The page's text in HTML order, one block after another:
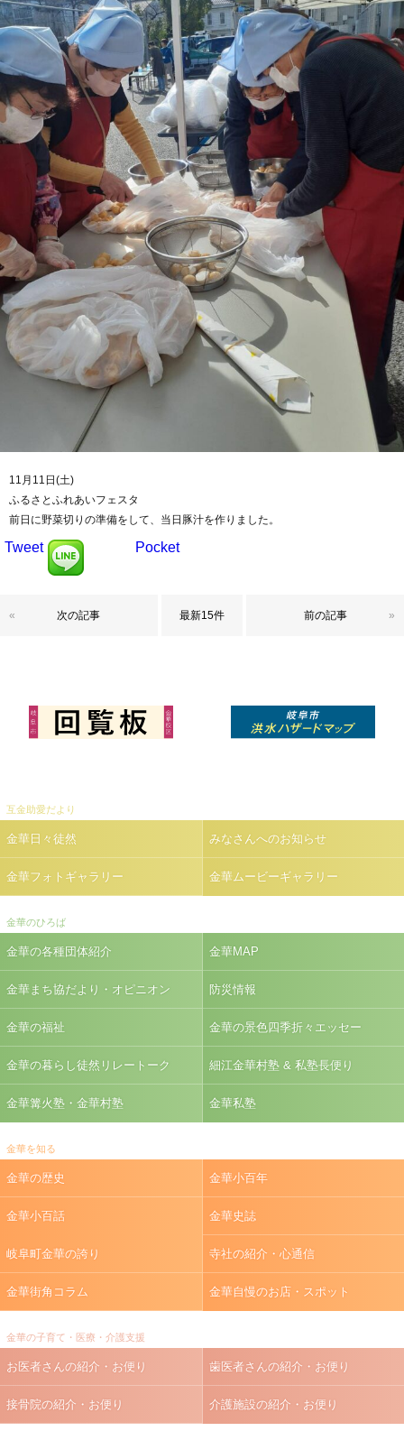
11月11日(土)
ふるさとふれあいフェスタ
前日に野菜切りの準備をして、当日豚汁を作りました。
Tweet Pocket
次の記事
« 最新15件 前の記事 »
互金助愛だより
金華日々徒然 みなさんへのお知らせ
金華フォトギャラリー 金華ムービーギャラリー
金華のひろば
金華の各種団体紹介 金華MAP
金華まち協だより・オピニオン 防災情報
金華の福祉 金華の景色四季折々エッセー
金華の暮らし徒然リレートーク 細江金華村塾 & 私塾長便り
金華篝火塾・金華村塾 金華私塾
金華を知る
金華の歴史 金華小百年
金華小百話 金華史誌
岐阜町金華の誇り 寺社の紹介・心通信
金華街角コラム 金華自慢のお店・スポット
金華の子育て・医療・介護支援
お医者さんの紹介・お便り 歯医者さんの紹介・お便り
接骨院の紹介・お便り 介護施設の紹介・お便り